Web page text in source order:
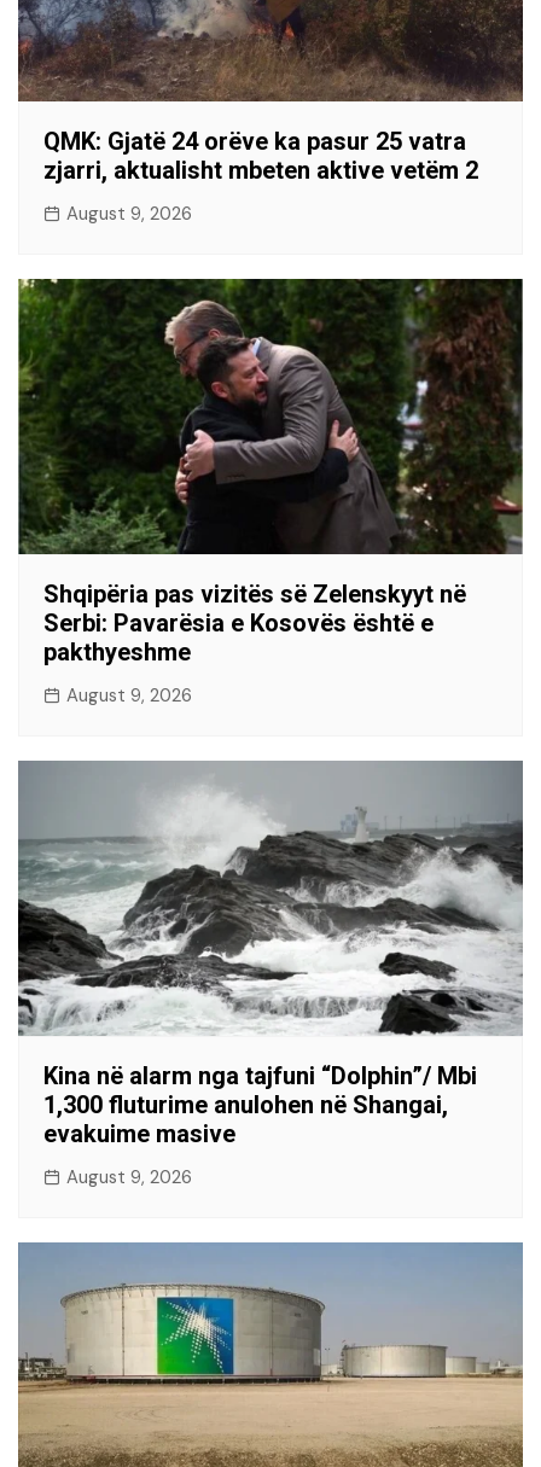
QMK: Gjatë 24 orëve ka pasur 25 vatra
zjarri, aktualisht mbeten aktive vetëm 2
August 9, 2026
Shqipëria pas vizitës së Zelenskyyt në
Serbi: Pavarësia e Kosovës është e
pakthyeshme
August 9, 2026
Kina në alarm nga tajfuni “Dolphin”/ Mbi
1,300 fluturime anulohen në Shangai,
evakuime masive
August 9, 2026